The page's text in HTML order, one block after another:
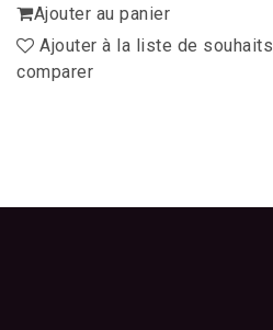
Ajouter au panier
Ajouter à la liste de souhaits
comparer